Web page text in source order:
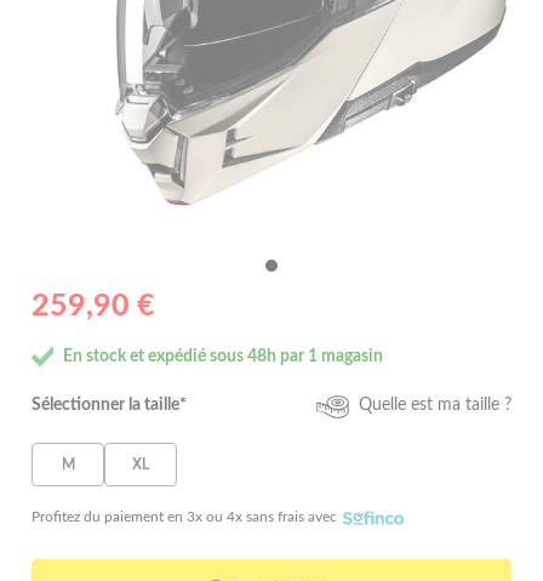
259,90 €
En stock et expédié sous 48h par 1 magasin
Sélectionner la taille* Quelle est ma taille ?
M XL
Profitez du paiement en 3x ou 4x sans frais avec